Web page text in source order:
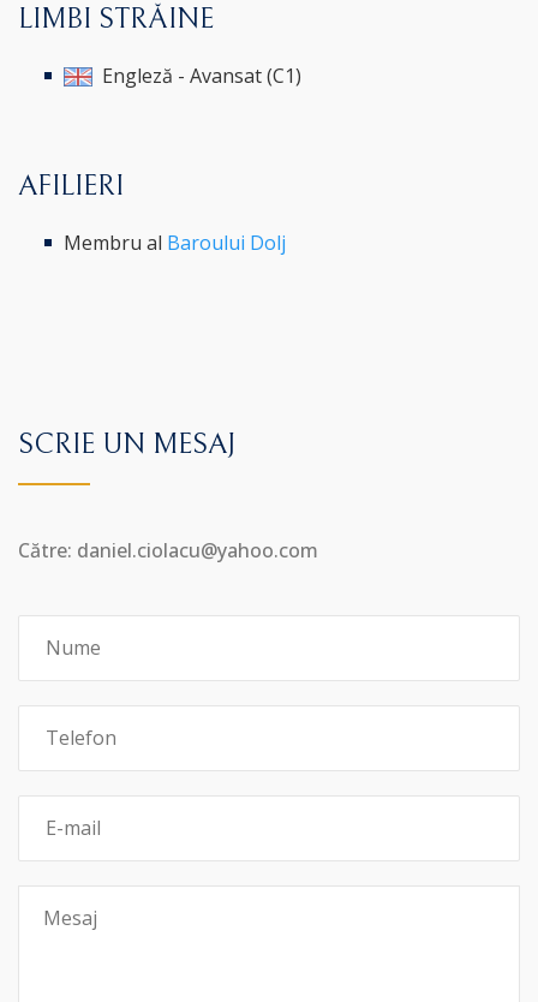
LIMBI STRĂINE
Engleză - Avansat (C1)
AFILIERI
Membru al Baroului Dolj
SCRIE UN MESAJ
Către: daniel.ciolacu@yahoo.com